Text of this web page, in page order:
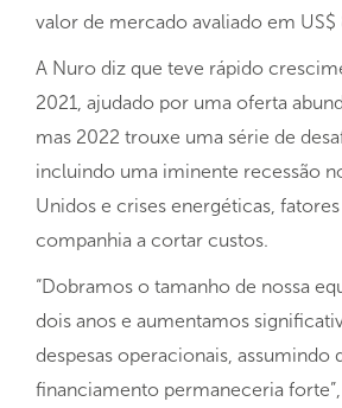
valor de mercado avaliado em US$
A Nuro diz que teve rápido
2021, ajudado por uma oferta
mas 2022 trouxe uma série de
incluindo uma iminente recessão
Unidos e crises energéticas,
companhia a cortar custos.
“Dobramos o tamanho de nossa
dois anos e aumentamos
despesas operacionais, assumindo
financiamento permaneceria